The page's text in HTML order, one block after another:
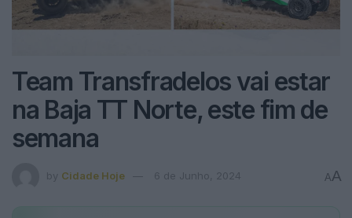
Team Transfradelos vai estar
na Baja TT Norte, este fim de
semana
by Cidade Hoje 6 de Junho, 2024 AA